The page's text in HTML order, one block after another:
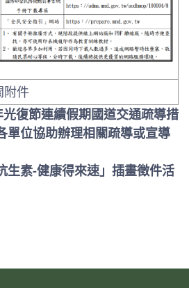
附件
光復節連續假期國道交通疏導措
單位協助辦理相關疏導或宣導
生素-健康得來速」插畫徵件活